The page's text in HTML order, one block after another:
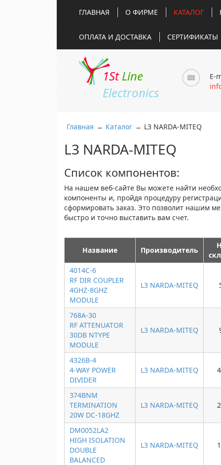
ГЛАВНАЯ О ФИРМЕ КАТАЛОГ
ОПЛАТА И ДОСТАВКА СЕРТИФИКАТЫ
1St Line
Electronics
E-
Главная → Каталог → L3 NARDA-MITEQ
L3 NARDA-MITEQ
Список компонентов:
На нашем веб-сайте Вы можете найти
компоненты и, пройдя процедуру
сформировать заказ. Это позволит нашим
быстро и точно выставить вам счет.
Название Производитель
4014C-6
RF DIR COUPLER
4GHZ-8GHZ
MODULE
L3 NARDA-MITEQ
768A-30
RF ATTENUATOR
30DB NTYPE
MODULE
L3 NARDA-MITEQ
4326B-4
4-WAY POWER
DIVIDER
L3 NARDA-MITEQ
374BNM
TERMINATION
20W DC-18GHZ
L3 NARDA-MITEQ
DM0052LA2
HIGH ISOLATION
DOUBLE
BALANCED
L3 NARDA-MITEQ